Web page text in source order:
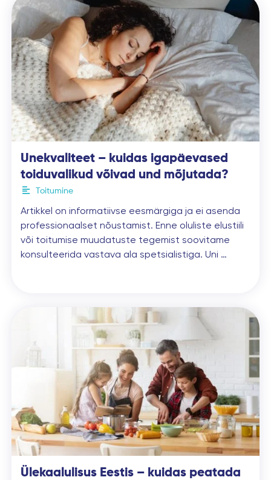
Unekvaliteet – kuidas igapäevased
toiduvalikud võivad und mõjutada?
Toitumine
Artikkel on informatiivse eesmärgiga ja ei asenda
professionaalset nõustamist. Enne oluliste elustiili
või toitumise muudatuste tegemist soovitame
konsulteerida vastava ala spetsialistiga. Uni …
Ülekaalulisus Eestis – kuidas peatada